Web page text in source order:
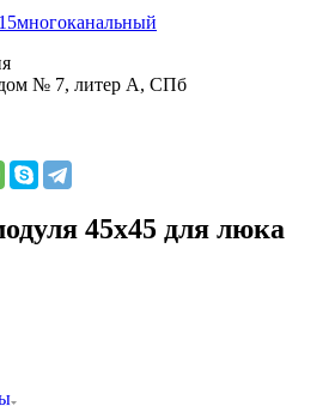
многоканальный
№ 7, литер А, СПб
45х45 для люка